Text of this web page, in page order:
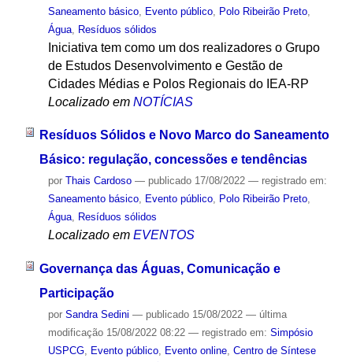
Saneamento básico, Evento público, Polo Ribeirão Preto,
Água, Resíduos sólidos
Iniciativa tem como um dos realizadores o Grupo
de Estudos Desenvolvimento e Gestão de
Cidades Médias e Polos Regionais do IEA-RP
Localizado em NOTÍCIAS
Resíduos Sólidos e Novo Marco do Saneamento
Básico: regulação, concessões e tendências
por Thais Cardoso — publicado17/08/2022 — registrado em:
Saneamento básico, Evento público, Polo Ribeirão Preto,
Água, Resíduos sólidos
Localizado em EVENTOS
Governança das Águas, Comunicação e
Participação
por Sandra Sedini — publicado15/08/2022 — última
modificação15/08/2022 08:22 — registrado em: Simpósio
USPCG, Evento público, Evento online, Centro de Síntese